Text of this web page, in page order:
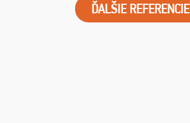
ĎALŠIE REFERENCIE